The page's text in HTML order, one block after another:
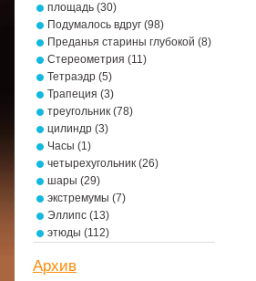
площадь (30)
Подумалось вдруг (98)
Преданья старины глубокой (8)
Стереометрия (11)
Тетраэдр (5)
Трапеция (3)
треугольник (78)
цилиндр (3)
Часы (1)
четырехугольник (26)
шары (29)
экстремумы (7)
Эллипс (13)
этюды (112)
Архив